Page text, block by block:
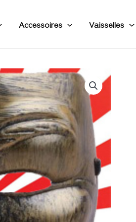
Accessoires Vaisselles